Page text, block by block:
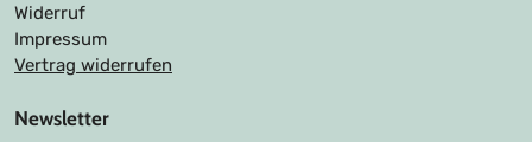
Widerruf
Impressum
Vertrag widerrufen
Newsletter